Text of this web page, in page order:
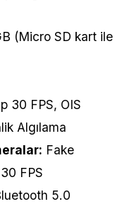
(Micro SD kart ile
30 FPS, OIS
Algılama
Fake
FPS
5.0